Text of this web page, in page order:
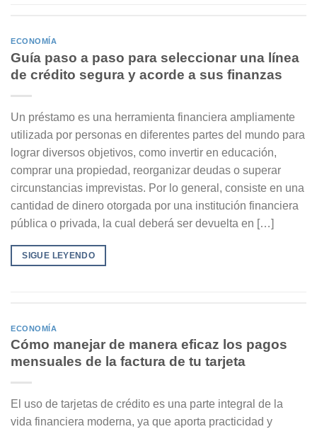
ECONOMÍA
Guía paso a paso para seleccionar una línea
de crédito segura y acorde a sus finanzas
Un préstamo es una herramienta financiera ampliamente
utilizada por personas en diferentes partes del mundo para
lograr diversos objetivos, como invertir en educación,
comprar una propiedad, reorganizar deudas o superar
circunstancias imprevistas. Por lo general, consiste en una
cantidad de dinero otorgada por una institución financiera
pública o privada, la cual deberá ser devuelta en […]
SIGUE LEYENDO
ECONOMÍA
Cómo manejar de manera eficaz los pagos
mensuales de la factura de tu tarjeta
El uso de tarjetas de crédito es una parte integral de la
vida financiera moderna, ya que aporta practicidad y